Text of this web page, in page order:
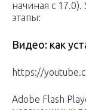
начиная с
этапы:
Видео: как
https://
Adobe Flash